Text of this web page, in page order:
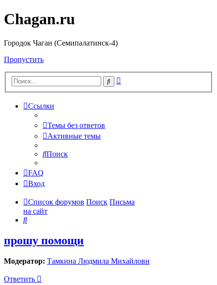
Chagan.ru
Городок Чаган (Семипалатинск-4)
Пропустить
Поиск
Ссылки
Темы без ответов
Активные темы
Поиск
FAQ
Вход
Список форумов Поиск Письма
на сайт
Поиск
прошу помощи
Модератор: Тамкина Людмила Михайловн
Ответить